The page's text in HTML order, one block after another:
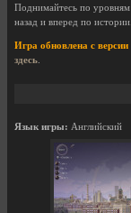
Поднимайтесь по
назад и вперед по
Игра обновлена с
здесь.
Язык игры: Английский